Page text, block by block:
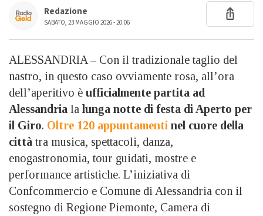
Redazione
SABATO, 23 MAGGIO 2026 - 20:06
ALESSANDRIA – Con il tradizionale taglio del
nastro, in questo caso ovviamente rosa, all’ora
dell’aperitivo è ufficialmente partita ad
Alessandria la lunga notte di festa di Aperto per
il Giro. Oltre 120 appuntamenti nel cuore della
città tra musica, spettacoli, danza,
enogastronomia, tour guidati, mostre e
performance artistiche. L’iniziativa di
Confcommercio e Comune di Alessandria con il
sostegno di Regione Piemonte, Camera di